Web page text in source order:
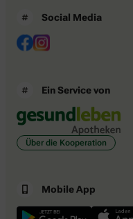
Social Media
Ein Service von
Über die Kooperation
Mobile App